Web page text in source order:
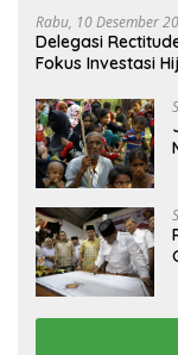
Rabu, 10 Desember
Delegasi
Fokus Investasi